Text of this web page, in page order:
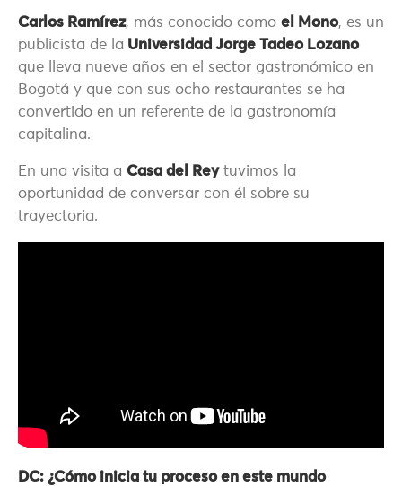
Carlos Ramírez, más conocido como el Mono, es un
publicista de la Universidad Jorge Tadeo Lozano
que lleva nueve años en el sector gastronómico en
Bogotá y que con sus ocho restaurantes se ha
convertido en un referente de la gastronomía
capitalina.
En una visita a Casa del Reytuvimos la
oportunidad de conversar con él sobre su
trayectoria.
DC: ¿Cómo inicia tu proceso en este mundo